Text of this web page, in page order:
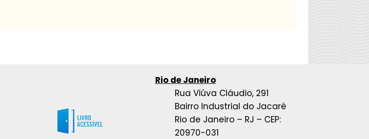
Rio de Janeiro
Rua Viúva Cláudio, 291
Bairro Industrial do Jacaré
Rio de Janeiro – RJ – CEP:
20970-031